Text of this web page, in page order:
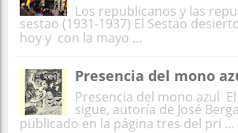
Los republicanos y las
sestao (1931-1937) El Sestao
hoy y con la mayo ...
Presencia del mono
Presencia del mono azul
sigue, autoría de José
publicado en la página tres del pri ...